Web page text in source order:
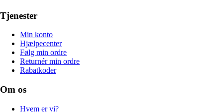
Tjenester
Min konto
Hjælpecenter
Følg min ordre
Returnér min ordre
Rabatkoder
Om os
Hvem er vi?